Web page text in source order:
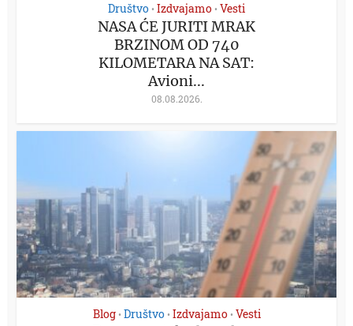
Društvo • Izdvajamo • Vesti
NASA ĆE JURITI MRAK
BRZINOM OD 740
KILOMETARA NA SAT:
Avioni...
08.08.2026.
Blog • Društvo • Izdvajamo • Vesti